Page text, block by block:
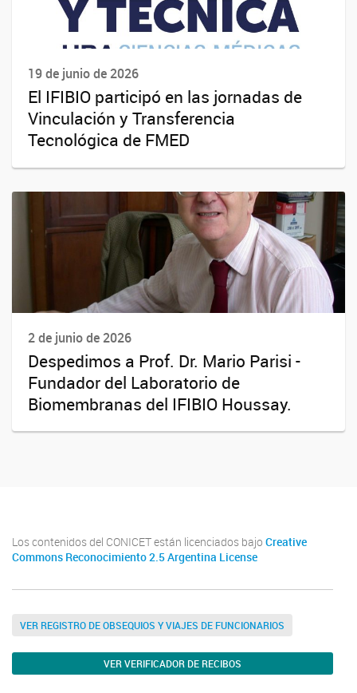
19 de junio de 2026
El IFIBIO participó en las jornadas de
Vinculación y Transferencia
Tecnológica de FMED
2 de junio de 2026
Despedimos a Prof. Dr. Mario Parisi -
Fundador del Laboratorio de
Biomembranas del IFIBIO Houssay.
Los contenidos del CONICET están licenciados bajo Creative
Commons Reconocimiento 2.5 Argentina License
VER REGISTRO DE OBSEQUIOS Y VIAJES DE FUNCIONARIOS
VER VERIFICADOR DE RECIBOS